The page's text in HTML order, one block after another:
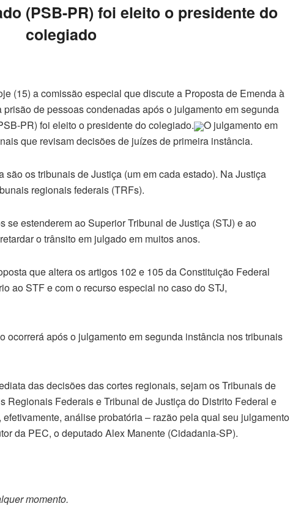
(PSB-PR) foi eleito o presidente do
colegiado
(15) a comissão especial que discute a Proposta de Emenda à
de pessoas condenadas após o julgamento em segunda
PR) foi eleito o presidente do colegiado.
O julgamento em
que revisam decisões de juízes de primeira instância.
são os tribunais de Justiça (um em cada estado). Na Justiça
regionais federais (TRFs).
se estenderem ao Superior Tribunal de Justiça (STJ) e ao
o trânsito em julgado em muitos anos.
que altera os artigos 102 e 105 da Constituição Federal
ao STF e com o recurso especial no caso do STJ,
ocorrerá após o julgamento em segunda instância nos tribunais
das decisões das cortes regionais, sejam os Tribunais de
Regionais Federais e Tribunal de Justiça do Distrito Federal e
análise probatória – razão pela qual seu julgamento
da PEC, o deputado Alex Manente (Cidadania-SP).
momento.